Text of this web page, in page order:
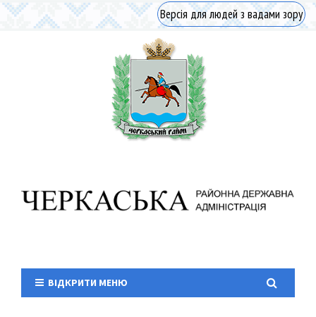
Версія для людей з вадами зору
ВІДКРИТИ МЕНЮ